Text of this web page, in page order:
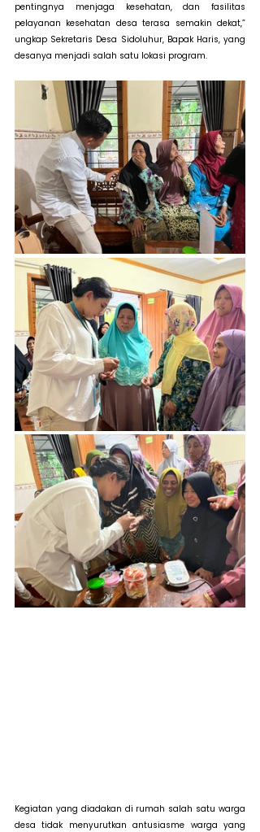
pentingnya menjaga kesehatan, dan fasilitas
pelayanan kesehatan desa terasa semakin dekat,”
ungkap Sekretaris Desa Sidoluhur, Bapak Haris, yang
desanya menjadi salah satu lokasi program.
Kegiatan yang diadakan di rumah salah satu warga
desa tidak menyurutkan antusiasme warga yang